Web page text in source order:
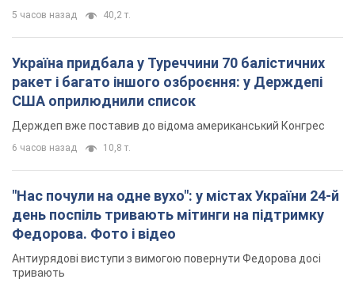
5 часов назад 40,2 т.
Україна придбала у Туреччини 70 балістичних
ракет і багато іншого озброєння: у Держдепі
США оприлюднили список
Держдеп вже поставив до відома американський Конгрес
6 часов назад 10,8 т.
"Нас почули на одне вухо": у містах України 24-й
день поспіль тривають мітинги на підтримку
Федорова. Фото і відео
Антиурядові виступи з вимогою повернути Федорова досі
тривають